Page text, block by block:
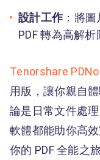
設計工作：將圖
PDF 轉為高解析
Tenorshare
用版，讓你親自
論是日常文件處
軟體都能助你高
你的 PDF 全能之旅